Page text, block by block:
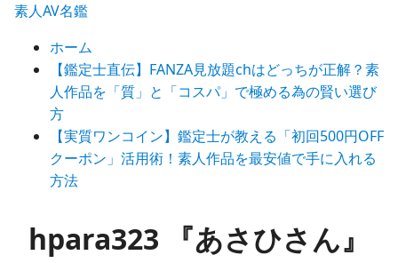
素人AV名鑑
ホーム
【鑑定士直伝】FANZA見放題chはどっちが正解？素
人作品を「質」と「コスパ」で極める為の賢い選び
方
【実質ワンコイン】鑑定士が教える「初回500円OFF
クーポン」活用術！素人作品を最安値で手に入れる
方法
hpara323 『あさひさん』